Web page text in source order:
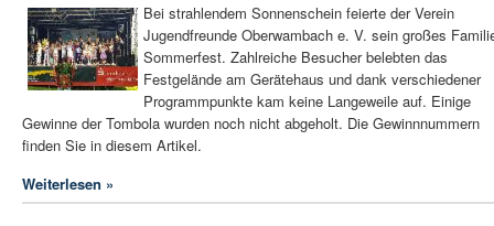
Bei strahlendem Sonnenschein feierte der Verein
Jugendfreunde Oberwambach e. V. sein großes
Sommerfest. Zahlreiche Besucher belebten das
Festgelände am Gerätehaus und dank verschiedener
Programmpunkte kam keine Langeweile auf. Einige
Gewinne der Tombola wurden noch nicht abgeholt. Die Gewinnnummern
finden Sie in diesem Artikel.
Weiterlesen »